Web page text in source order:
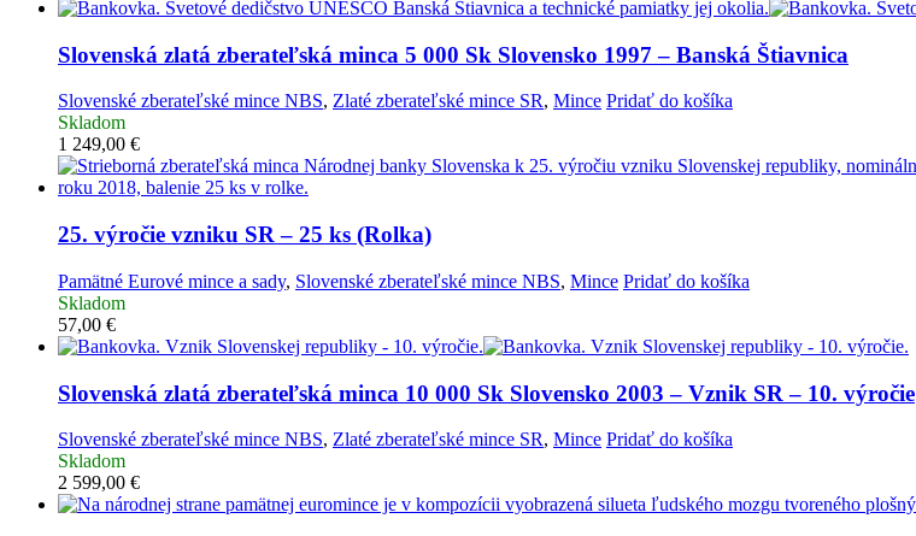
Slovenská zlatá zberateľská minca 5 000 Sk Slovensko 1997 – Banská Štiavnica
Slovenské zberateľské mince NBS, Zlaté zberateľské mince SR, Mince Pridať do košíka
Skladom
1 249,00 €
25. výročie vzniku SR – 25 ks (Rolka)
Pamätné Eurové mince a sady, Slovenské zberateľské mince NBS, Mince Pridať do košíka
Skladom
57,00 €
Slovenská zlatá zberateľská minca 10 000 Sk Slovensko 2003 – Vznik SR – 10. výročie
Slovenské zberateľské mince NBS, Zlaté zberateľské mince SR, Mince Pridať do košíka
Skladom
2 599,00 €